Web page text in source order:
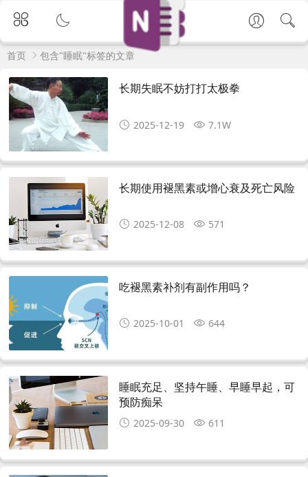
首页 包含"睡眠"标签的文章
长期失眠不妨打打太极拳
2025-12-19 7.1W
长期使用褪黑素或增心衰及死亡风险
2025-12-08 571
吃褪黑素补剂有副作用吗？
2025-10-01 644
睡眠充足、坚持午睡、早睡早起，可
预防痴呆
2025-09-30 611